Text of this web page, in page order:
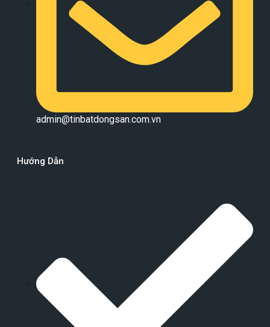
admin@tinbatdongsan.com.vn
Hướng Dẫn